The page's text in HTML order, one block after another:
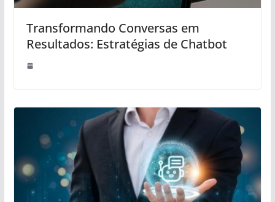
Transformando Conversas em
Resultados: Estratégias de Chatbot